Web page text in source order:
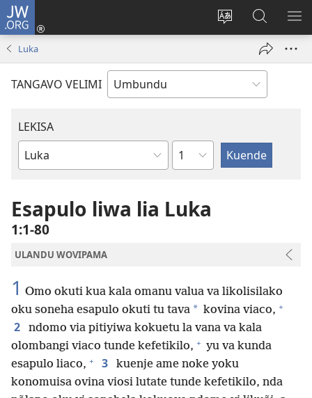
JW.ORG
Change
language
Iñila
(yikula
Sandiliya
vo
JW.ORG
Luka
TANGAVO VELIMI
LEKISA
Elivulu
Ocipama
Esapulo liwa lia Luka
1:1-80
ULANDU WOVIPAMA
1 Omo okuti kua kala omanu valua va likolisilako
oku soneha esapulo okuti tu tava * kovina viaco, +
2
ndomo via pitiyiwa kokuetu la vana va kala
olombangi viaco tunde kefetikilo, + yu va kunda
esapulo liaco, + 3
kuenje ame noke yoku
konomuisa ovina viosi lutate tunde kefetikilo, nda